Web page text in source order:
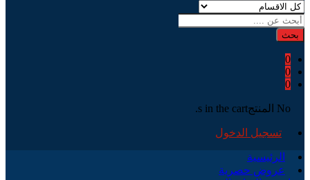
بحث
0
0
0
No المنتجs in the cart.
تسجيل الدخول
الرئيسية
عروض حصرية